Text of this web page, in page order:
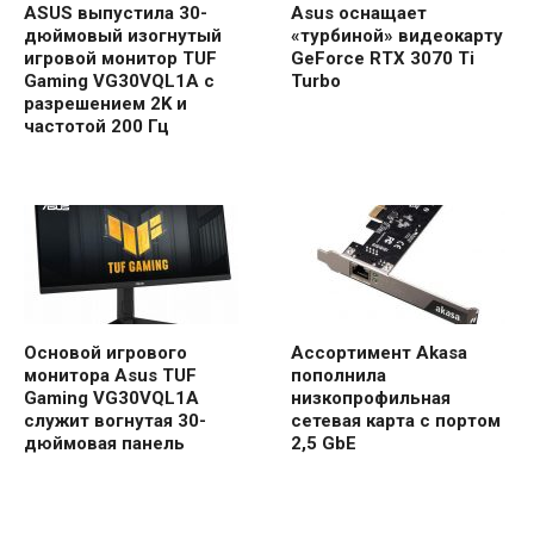
ASUS выпустила 30-
дюймовый изогнутый
игровой монитор TUF
Gaming VG30VQL1A с
разрешением 2K и
частотой 200 Гц
Asus оснащает
«турбиной» видеокарту
GeForce RTX 3070 Ti
Turbo
Основой игрового
монитора Asus TUF
Gaming VG30VQL1A
служит вогнутая 30-
дюймовая панель
Ассортимент Akasa
пополнила
низкопрофильная
сетевая карта с портом
2,5 GbE